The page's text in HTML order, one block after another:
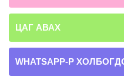
ЦАГ АВАХ
WHATSAPP-Р